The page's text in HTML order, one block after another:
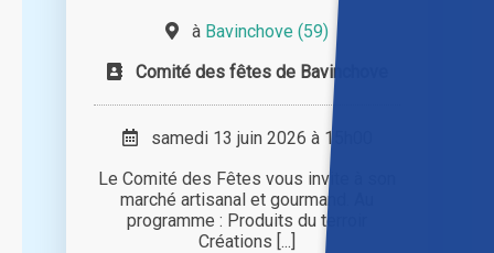
à Bavinchove (59)
Comité des fêtes de Bavinchove
samedi 13 juin 2026 à 15h00
Le Comité des Fêtes vous invite à son
marché artisanal et gourmand. Au
programme : Produits du terroir
Créations [...]